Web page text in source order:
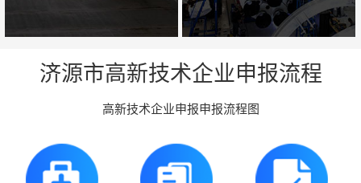
济源市高新技术企业申报流程
高新技术企业申报申报流程图